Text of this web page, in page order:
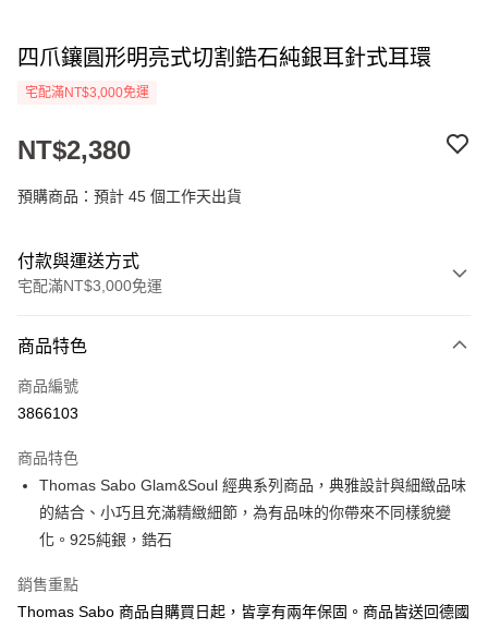
四爪鑲圓形明亮式切割鋯石純銀耳針式耳環
宅配滿NT$3,000免運
NT$2,380
預購商品：預計 45 個工作天出貨
付款與運送方式
宅配滿NT$3,000免運
信用卡一次付款
LINE Pay
街口支付
悠遊付
運送方式
商品特色
商品編號
3866103
商品特色
Thomas Sabo Glam&Soul 經典系列商品，典雅設計與細緻品味
的結合、小巧且充滿精緻細節，為有品味的你帶來不同樣貌變
化。925純銀，鋯石
銷售重點
Thomas Sabo 商品自購買日起，皆享有兩年保固。商品皆送回德國